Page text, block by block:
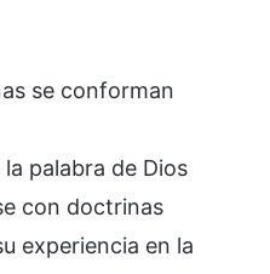
se conforman
palabra de Dios
con doctrinas
experiencia en la